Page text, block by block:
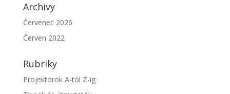
Archivy
Červenec 2026
Červen 2022
Rubriky
Projektorok A-tól Z-ig